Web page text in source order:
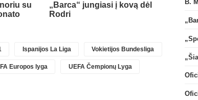
su
„Barca“ jungiasi į kovą dėl
Rodri
Ispanijos La Liga Vokietijos Bundesliga
Europos lyga UEFA Čempionų Lyga